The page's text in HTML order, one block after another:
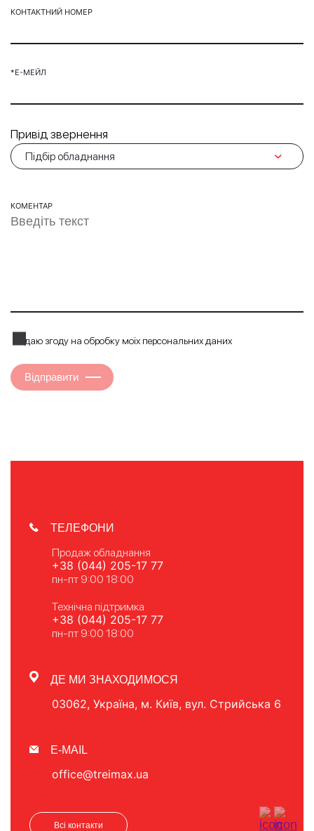
КОНТАКТНИЙ НОМЕР
*Е-МЕЙЛ
Привід звернення
КОМЕНТАР
Я даю згоду на обробку моїх персональних даних
Відправити
ТЕЛЕФОНИ
Продаж обладнання
+38 (044) 205-17 77
пн-пт 9:00 18:00
Технічна підтримка
+38 (044) 205-17 77
пн-пт 9:00 18:00
ДЕ МИ ЗНАХОДИМОСЯ
03062, Україна, м. Київ, вул. Стрийська 6
E-MAIL
office@treimax.ua
Всі контакти